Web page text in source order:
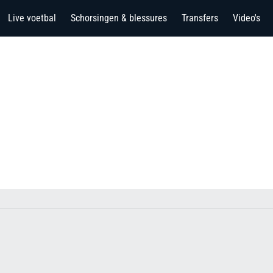
Live voetbal Schorsingen & blessures Transfers Video's